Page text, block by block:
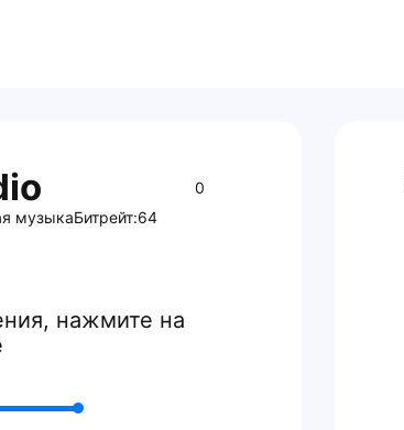
0
музыкаБитрейт:64
нажмите на